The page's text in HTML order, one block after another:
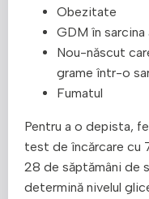
Obezitate
GDM în sarcina
Nou-născut
grame într-o
Fumatul
Pentru a o depista,
test de încărcare cu
28 de săptămâni de
determină nivelul